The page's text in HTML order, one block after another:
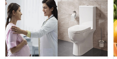
خلیل الرحمن قمر کو یہ
مشورہ کیوں دے ڈالا